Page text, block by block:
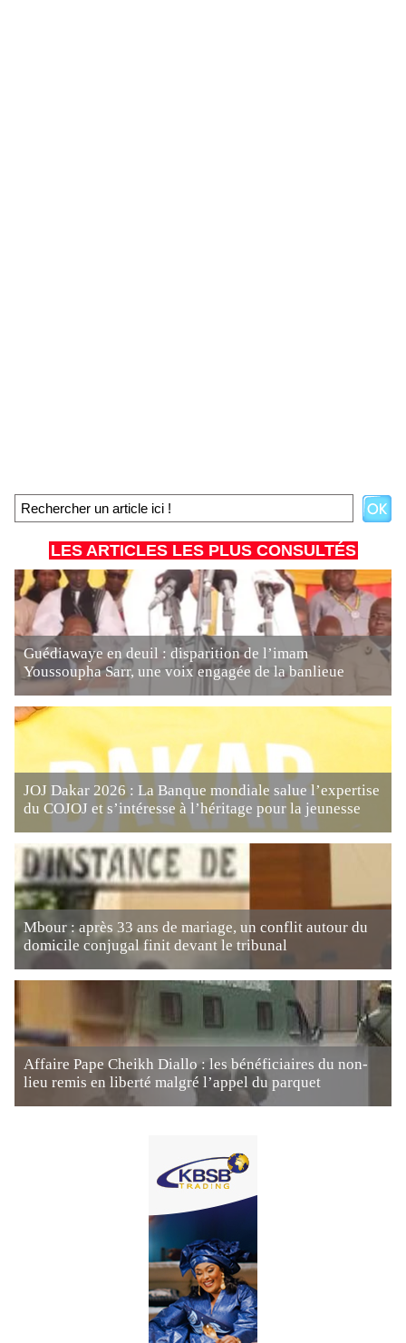
LES ARTICLES LES PLUS CONSULTÉS
Guédiawaye en deuil : disparition de l’imam
Youssoupha Sarr, une voix engagée de la banlieue
JOJ Dakar 2026 : La Banque mondiale salue l’expertise
du COJOJ et s’intéresse à l’héritage pour la jeunesse
Mbour : après 33 ans de mariage, un conflit autour du
domicile conjugal finit devant le tribunal
Affaire Pape Cheikh Diallo : les bénéficiaires du non-
lieu remis en liberté malgré l’appel du parquet